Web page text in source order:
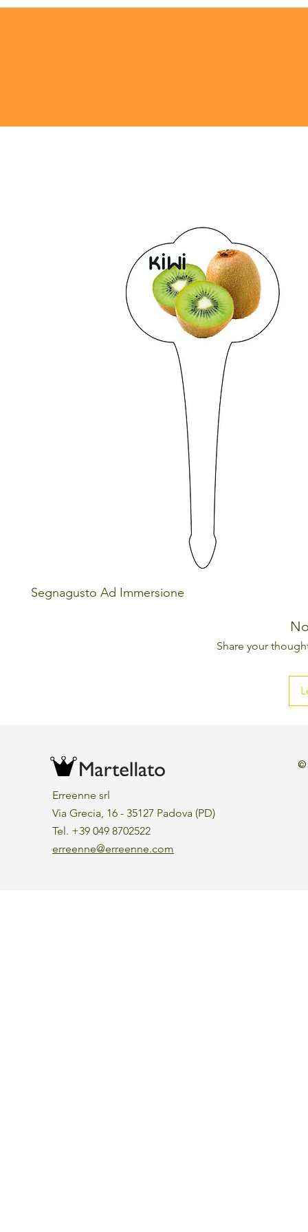
Segnagusto Ad Immersione
Share your
Erreenne srl
Via Grecia, 16 - 35127 Padova (PD)
Tel. +39 049 8702522
erreenne@erreenne.com
©